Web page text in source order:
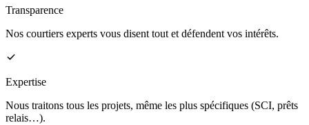
Transparence
Nos courtiers experts vous disent tout et défendent vos intérêts.
Expertise
Nous traitons tous les projets, même les plus spécifiques (SCI, prêts
relais…).